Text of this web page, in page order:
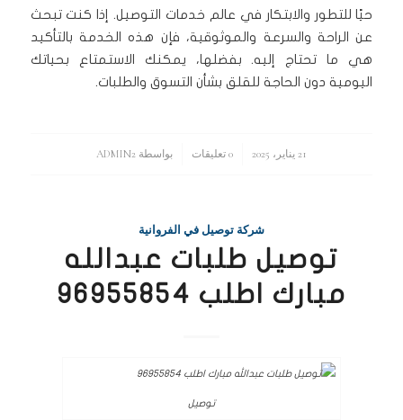
حيًا للتطور والابتكار في عالم خدمات التوصيل. إذا كنت تبحث
عن الراحة والسرعة والموثوقية، فإن هذه الخدمة بالتأكيد
هي ما تحتاج إليه. بفضلها، يمكنك الاستمتاع بحياتك
اليومية دون الحاجة للقلق بشأن التسوق والطلبات.
21 يناير، 2025
/ 0 تعليقات بواسطة ADMIN2
شركة توصيل في الفروانية
توصيل طلبات عبدالله
مبارك اطلب 96955854
توصيل